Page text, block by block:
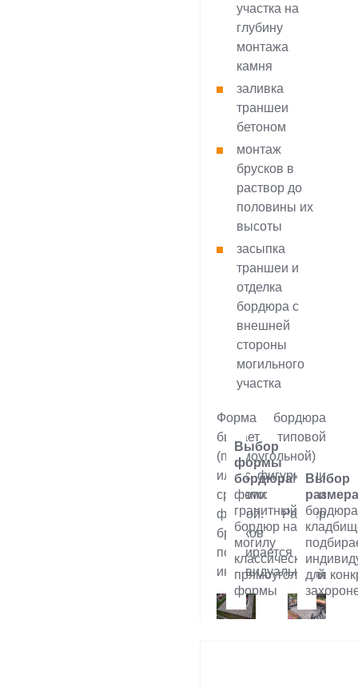
участка на
глубину
монтажа
камня
заливка
траншеи
бетоном
монтаж
брусков в
раствор до
половины их
высоты
засыпка
траншеи и
отделка
бордюра с
внешней
стороны
могильного
участка
Форма бордюра
бывает типовой
(прямоугольной)
или с фигурными
срезами и
фаской. Размер
брусков
подбирается
индивидуально.
Выбор
формы
бордюраНа
фото:
гранитный
бордюр на
могилу
классической
прямоугольной
формы
Выбор
размера
для